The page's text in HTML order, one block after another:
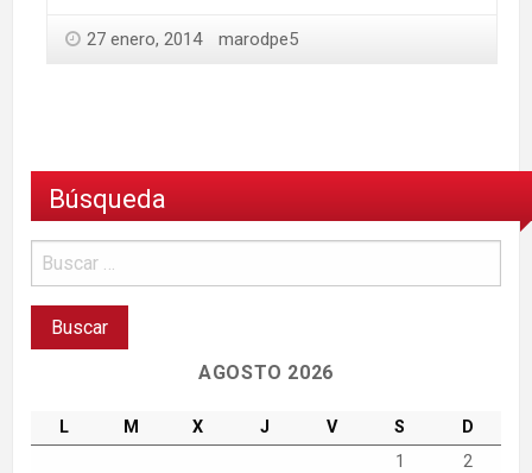
27 enero, 2014 marodpe5
Búsqueda
AGOSTO 2026
L M X J V S
D
1
2